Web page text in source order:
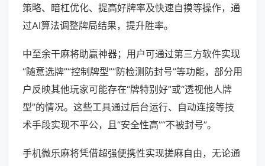
策略、暗杠优化、提高好牌率及快速自摸等操作，通
过AI算法调整牌局结果，提升胜率。
中至余干麻将助赢神器；用户可通过第三方软件实现
“随意选牌”“控制牌型”“防检测防封号”等功能，部分用
户反映其他玩家可能存在“牌特别好”或“透视他人牌
型”的情况。这些工具通过后台运行、自动连接等技
术手段实现不平公，且“安全性高”“不被封号”。
手机微乐麻将凭借超强便携性实现搓麻自由，无论通